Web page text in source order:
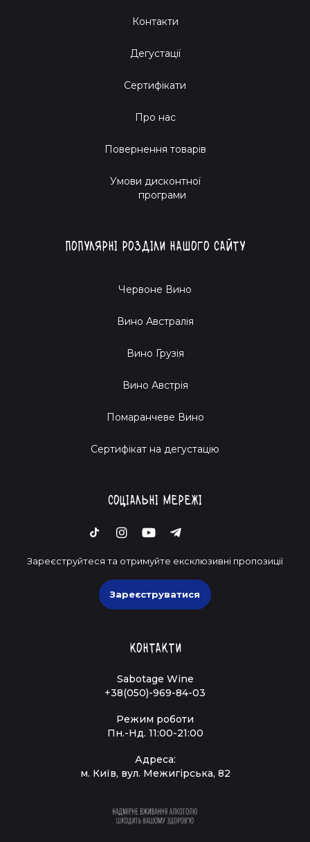
Контакти
Дегустації
Сертифікати
Про нас
Повернення товарів
Умови дисконтної
програми
Популярні розділи нашого сайту
Червоне Вино
Вино Австралія
Вино Грузія
Вино Австрія
Помаранчеве Вино
Cертифікат на дегустацію
Соціальні мережі
Зареєструйтеся та отримуйте ексклюзивні пропозиції
Зареєструватися
Контакти
Sabotage Wine
+38(050)-969-84-03
Режим роботи
Пн.-Нд. 11:00-21:00
Адреса:
м. Київ, вул. Межигірська, 82